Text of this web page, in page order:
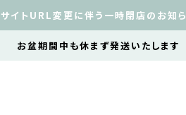
サイトURL変更に伴う一時閉店のお知
お盆期間中も休まず発送いたします